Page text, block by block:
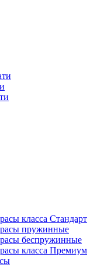
класса Стандарт
пружинные
беспружинные
класса Премиум